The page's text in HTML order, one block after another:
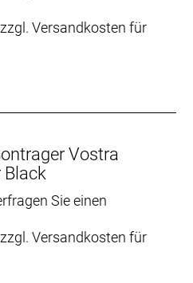
Versandkosten für
Vostra
Black
Sie einen
Versandkosten für